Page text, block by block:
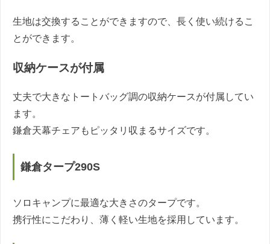
生地は交換することができますので、長く使い続けるこ
とができます。
収納ケースが付属
丈夫で大きなトートバッグ調の収納ケースが付属してい
ます。
鎌倉天幕チェアもピッタリ収まるサイズです。
鎌倉タープ290S
ソロキャンプに最適な大きさのタープです。
携行性にこだわり、薄く軽い生地を採用しています。